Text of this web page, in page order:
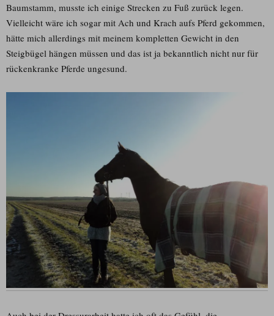
Baumstamm, musste ich einige Strecken zu Fuß zurück legen.
Vielleicht wäre ich sogar mit Ach und Krach aufs Pferd gekommen,
hätte mich allerdings mit meinem kompletten Gewicht in den
Steigbügel hängen müssen und das ist ja bekanntlich nicht nur für
rückenkranke Pferde ungesund.